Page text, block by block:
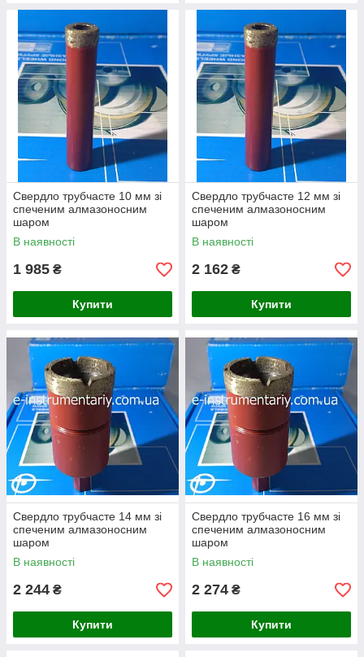
Свердло трубчасте 10 мм зі
спеченим алмазоносним
шаром
В наявності
1 985 ₴
Купити
Свердло трубчасте 12 мм зі
спеченим алмазоносним
шаром
В наявності
2 162 ₴
Купити
Свердло трубчасте 14 мм зі
спеченим алмазоносним
шаром
В наявності
2 244 ₴
Купити
Свердло трубчасте 16 мм зі
спеченим алмазоносним
шаром
В наявності
2 274 ₴
Купити